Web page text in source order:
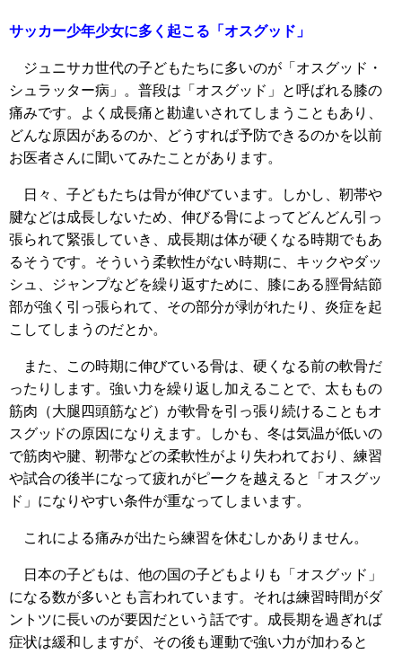
サッカー少年少女に多く起こる「オスグッド」
ジュニサカ世代の子どもたちに多いのが「オスグッド・
シュラッター病」。普段は「オスグッド」と呼ばれる膝の
痛みです。よく成長痛と勘違いされてしまうこともあり、
どんな原因があるのか、どうすれば予防できるのかを以前
お医者さんに聞いてみたことがあります。
日々、子どもたちは骨が伸びています。しかし、靭帯や
腱などは成長しないため、伸びる骨によってどんどん引っ
張られて緊張していき、成長期は体が硬くなる時期でもあ
るそうです。そういう柔軟性がない時期に、キックやダッ
シュ、ジャンプなどを繰り返すために、膝にある脛骨結節
部が強く引っ張られて、その部分が剥がれたり、炎症を起
こしてしまうのだとか。
また、この時期に伸びている骨は、硬くなる前の軟骨だ
ったりします。強い力を繰り返し加えることで、太ももの
筋肉（大腿四頭筋など）が軟骨を引っ張り続けることもオ
スグッドの原因になりえます。しかも、冬は気温が低いの
で筋肉や腱、靭帯などの柔軟性がより失われており、練習
や試合の後半になって疲れがピークを越えると「オスグッ
ド」になりやすい条件が重なってしまいます。
これによる痛みが出たら練習を休むしかありません。
日本の子どもは、他の国の子どもよりも「オスグッド」
になる数が多いとも言われています。それは練習時間がダ
ントツに長いのが要因だという話です。成長期を過ぎれば
症状は緩和しますが、その後も運動で強い力が加わると